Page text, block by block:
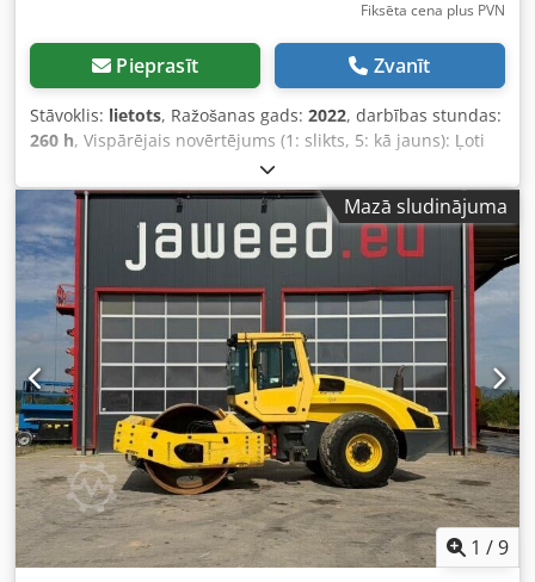
Fiksēta cena plus PVN
Pieprasīt Zvanīt
Stāvoklis: lietots, Ražošanas gads: 2022, darbības stundas:
260 h, Vispārējais novērtējums (1: slikts, 5: kā jauns): Ļoti
labs. ---- Jauna UVV sertifikācija – nekavējoties gatavs
lietošanai. Csdpfszkzznsx Aglsha Apmēram 260 darba
stundas – darba svars 2400 kg – darba platums 1000 mm –
Kubota dīzeļmotors, atbilst Stage V / TIER4f standartiem –
četri gumijas riteņi ar gludu riepu aizmugurē –
hidrostatiskā piedziņa un vibrācijas sistēma – 2 skrāpji
katrai riepai, ar atsperes iestādi un atliecamu konstrukciju
– spiediena smidzināšana ar intervāla regulēšanu –
daudzfunkcionāls vadības svira – daudzfunkcionāls
displejs, ieskaitot darba stundu skaitītāju – ūdens līmeņa
indikators – AVĀRIJAS STOP – inteliģenta vibrācijas kontrole
– integrēts uzglabāšanas nodalījums – regulējams vadītāja
sēdeklis – sēdekļa kontakta slēdzis – aizsardzība pret
vandālismu – 12 V kontaktligzda – darba apgaismojums
priekšā/aizmugurē – atpakaļgaitas brīdinājuma ierīce –
aizslēdzams motora pārsegs, izgatavots no
kompozītmateriāla – cinkotas stiprinājumu cilpas – vienas
Mazā sludinājuma
1 /9